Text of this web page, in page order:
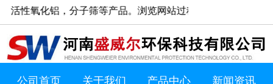
铝，分子筛等产品。浏览网站过程中如有疑问欢迎致电
公司首页 关于我们 产品中心
新闻资讯